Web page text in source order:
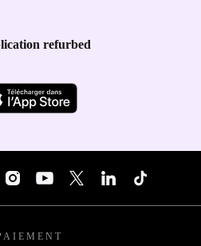
refurbed